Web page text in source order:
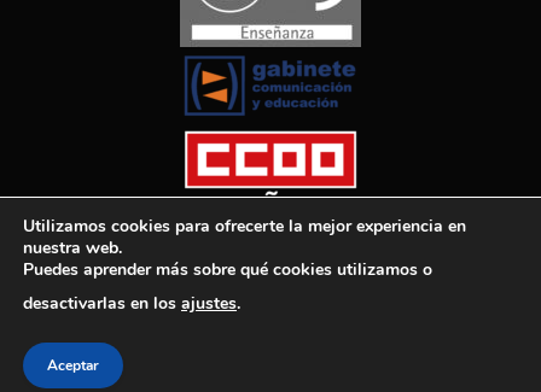
Utilizamos cookies para ofrecerte la mejor experiencia en
nuestra web.
Puedes aprender más sobre qué cookies utilizamos o
desactivarlas en los ajustes.
Aceptar